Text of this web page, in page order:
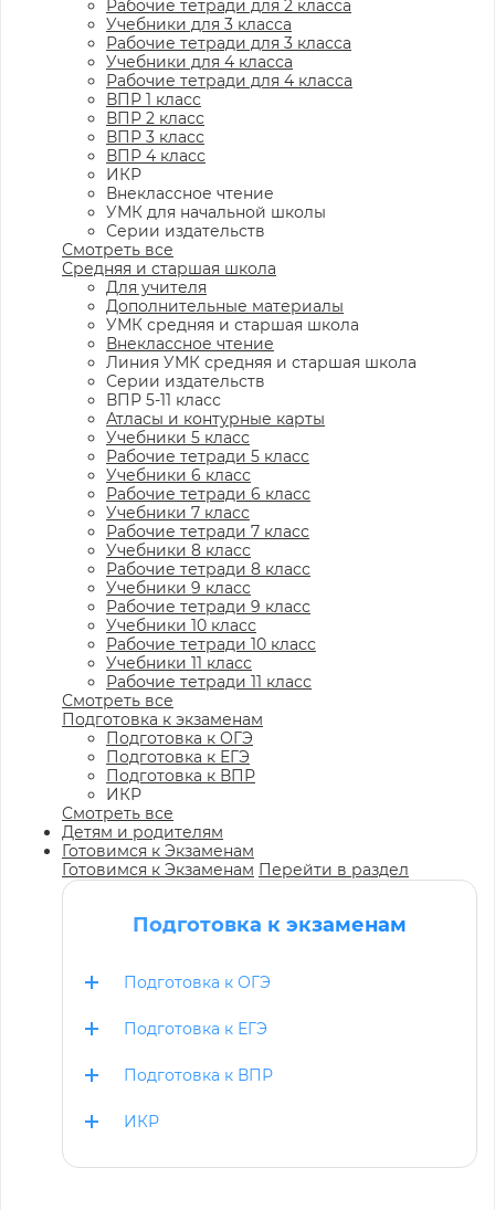
Рабочие тетради для 2 класса
Учебники для 3 класса
Рабочие тетради для 3 класса
Учебники для 4 класса
Рабочие тетради для 4 класса
ВПР 1 класс
ВПР 2 класс
ВПР 3 класс
ВПР 4 класс
ИКР
Внеклассное чтение
УМК для начальной школы
Серии издательств
Смотреть все
Средняя и старшая школа
Для учителя
Дополнительные материалы
УМК средняя и старшая школа
Внеклассное чтение
Линия УМК средняя и старшая школа
Серии издательств
ВПР 5-11 класс
Атласы и контурные карты
Учебники 5 класс
Рабочие тетради 5 класс
Учебники 6 класс
Рабочие тетради 6 класс
Учебники 7 класс
Рабочие тетради 7 класс
Учебники 8 класс
Рабочие тетради 8 класс
Учебники 9 класс
Рабочие тетради 9 класс
Учебники 10 класс
Рабочие тетради 10 класс
Учебники 11 класс
Рабочие тетради 11 класс
Смотреть все
Подготовка к экзаменам
Подготовка к ОГЭ
Подготовка к ЕГЭ
Подготовка к ВПР
ИКР
Смотреть все
Детям и родителям
Готовимся к Экзаменам
Готовимся к Экзаменам Перейти в раздел
Подготовка к экзаменам
Подготовка к ОГЭ
Подготовка к ЕГЭ
Подготовка к ВПР
ИКР